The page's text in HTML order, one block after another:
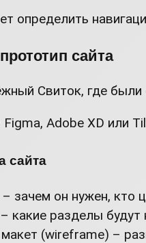
определить
сайта
Свиток, где
Adobe XD или
сайта
зачем он нужен, кто
какие разделы будут
(wireframe) –